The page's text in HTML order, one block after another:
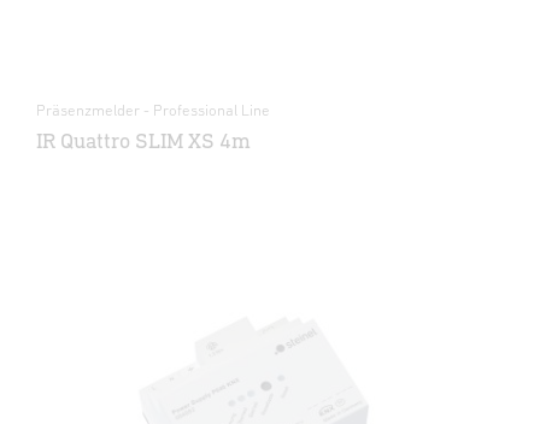
Präsenzmelder - Professional Line
IR Quattro SLIM XS 4m